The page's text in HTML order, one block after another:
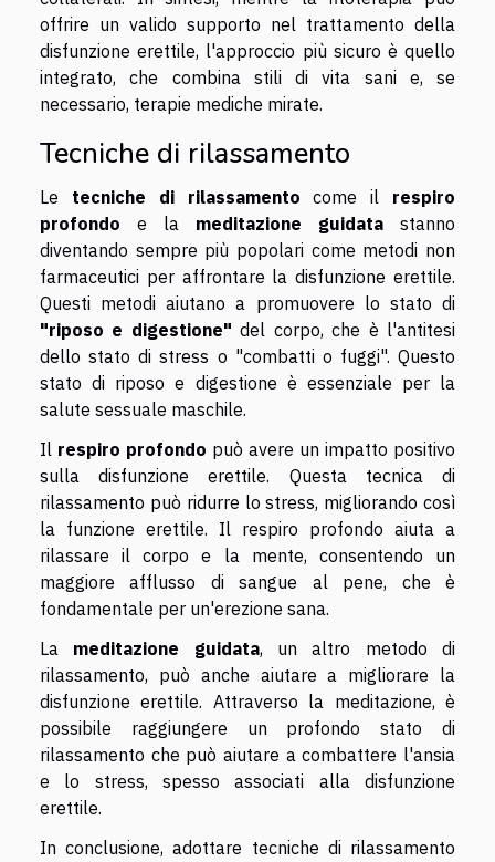
offrire un valido supporto nel trattamento della
disfunzione erettile, l'approccio più sicuro è quello
integrato, che combina stili di vita sani e, se
necessario, terapie mediche mirate.
Tecniche di rilassamento
Le tecniche di rilassamento come il respiro
profondo e la meditazione guidata stanno
diventando sempre più popolari come metodi non
farmaceutici per affrontare la disfunzione erettile.
Questi metodi aiutano a promuovere lo stato di
"riposo e digestione" del corpo, che è l'antitesi
dello stato di stress o "combatti o fuggi". Questo
stato di riposo e digestione è essenziale per la
salute sessuale maschile.
Il respiro profondo può avere un impatto positivo
sulla disfunzione erettile. Questa tecnica di
rilassamento può ridurre lo stress, migliorando così
la funzione erettile. Il respiro profondo aiuta a
rilassare il corpo e la mente, consentendo un
maggiore afflusso di sangue al pene, che è
fondamentale per un'erezione sana.
La meditazione guidata, un altro metodo di
rilassamento, può anche aiutare a migliorare la
disfunzione erettile. Attraverso la meditazione, è
possibile raggiungere un profondo stato di
rilassamento che può aiutare a combattere l'ansia
e lo stress, spesso associati alla disfunzione
erettile.
In conclusione, adottare tecniche di rilassamento